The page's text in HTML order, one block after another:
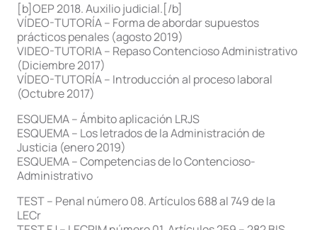
[b]OEP 2018. Auxilio judicial.[/b]
VÍDEO-TUTORÍA – Forma de abordar supuestos
prácticos penales (agosto 2019)
VIDEO-TUTORIA – Repaso Contencioso Administrativo
(Diciembre 2017)
VÍDEO-TUTORÍA – Introducción al proceso laboral
(Octubre 2017)
ESQUEMA – Ámbito aplicación LRJS
ESQUEMA – Los letrados de la Administración de
Justicia (enero 2019)
ESQUEMA – Competencias de lo Contencioso-
Administrativo
TEST – Penal número 08. Artículos 688 al 749 de la
LECr